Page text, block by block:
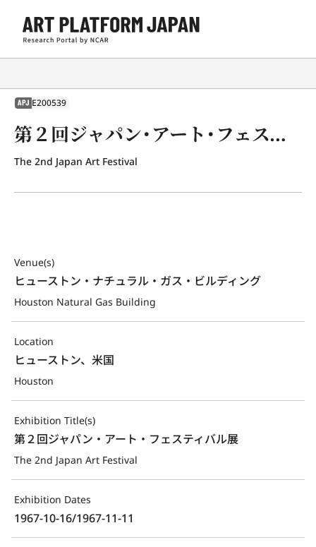
APJ E200539
第２回ジャパン・アート・フェスティバル展
The 2nd Japan Art Festival
Venue(s)
ヒューストン・ナチュラル・ガス・ビルディング
Houston Natural Gas Building
Location
ヒューストン、米国
Houston
Exhibition Title(s)
第２回ジャパン・アート・フェスティバル展
The 2nd Japan Art Festival
Exhibition Dates
1967-10-16/1967-11-11